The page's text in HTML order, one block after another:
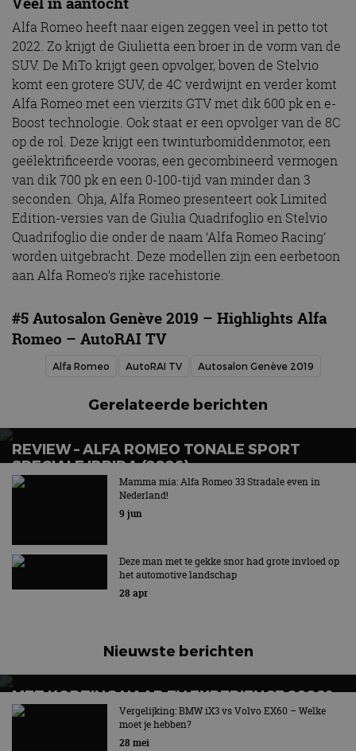
Alfa Romeo heeft naar eigen zeggen veel in petto tot
2022. Zo krijgt de Giulietta een broer in de vorm van de
SUV. De MiTo krijgt geen opvolger, boven de Stelvio
komt een grotere SUV, de 4C verdwijnt en verder komt
Alfa Romeo met een vierzits GTV met dik 600 pk en e-
Boost technologie. Ook staat er een opvolger van de 8C
op de rol. Deze krijgt een twinturbomiddenmotor, een
geëlektrificeerde vooras, een gecombineerd vermogen
van dik 700 pk en een 0-100-tijd van minder dan 3
seconden. Ohja, Alfa Romeo presenteert ook Limited
Edition-versies van de Giulia Quadrifoglio en Stelvio
Quadrifoglio die onder de naam ‘Alfa Romeo Racing’
worden uitgebracht. Deze modellen zijn een eerbetoon
aan Alfa Romeo’s rijke racehistorie.
#5 Autosalon Genève 2019 – Highlights Alfa
Romeo – AutoRAI TV
Alfa Romeo AutoRAI TV Autosalon Genève 2019
Gerelateerde berichten
REVIEW – ALFA ROMEO TONALE SPORT
SPECIALE IBRIDA (2026)
Voortaan altijd met stekkerMamma mia: Alfa Romeo 33 Stradale even in
Nederland!
9 jun
Deze man met te gekke snor had grote invloed op
het automotive landschap
28 apr
Nieuwste berichten
MET KORTING NAAR EV EXPERIENCE 2026?
AUTORAI REGELT HET!
EV Experience 2026 van 24 tot 26 september
Vergelijking: BMW iX3 vs Volvo EX60 – Welke
moet je hebben?
28 mei